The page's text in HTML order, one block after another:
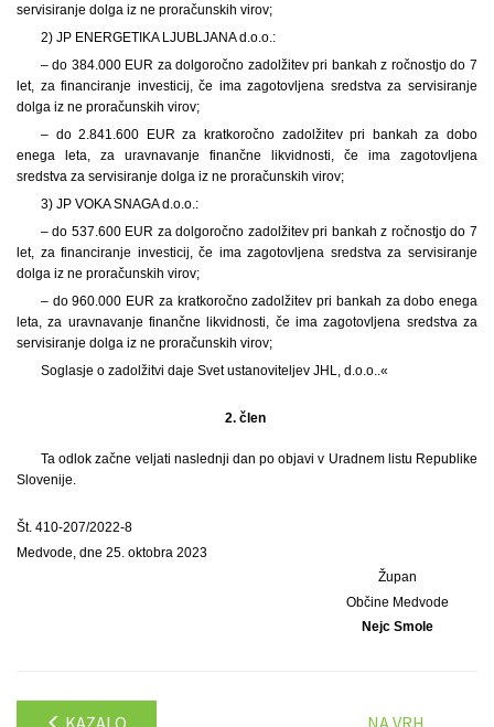
servisiranje dolga iz ne proračunskih virov;
2) JP ENERGETIKA LJUBLJANA d.o.o.:
– do 384.000 EUR za dolgoročno zadolžitev pri bankah z ročnostjo do 7
let, za financiranje investicij, če ima zagotovljena sredstva za servisiranje
dolga iz ne proračunskih virov;
– do 2.841.600 EUR za kratkoročno zadolžitev pri bankah za dobo
enega leta, za uravnavanje finančne likvidnosti, če ima zagotovljena
sredstva za servisiranje dolga iz ne proračunskih virov;
3) JP VOKA SNAGA d.o.o.:
– do 537.600 EUR za dolgoročno zadolžitev pri bankah z ročnostjo do 7
let, za financiranje investicij, če ima zagotovljena sredstva za servisiranje
dolga iz ne proračunskih virov;
– do 960.000 EUR za kratkoročno zadolžitev pri bankah za dobo enega
leta, za uravnavanje finančne likvidnosti, če ima zagotovljena sredstva za
servisiranje dolga iz ne proračunskih virov;
Soglasje o zadolžitvi daje Svet ustanoviteljev JHL, d.o.o..«
2. člen
Ta odlok začne veljati naslednji dan po objavi v Uradnem listu Republike
Slovenije.
Št. 410-207/2022-8
Medvode, dne 25. oktobra 2023
Župan
Občine Medvode
Nejc Smole
KAZALO NA VRH